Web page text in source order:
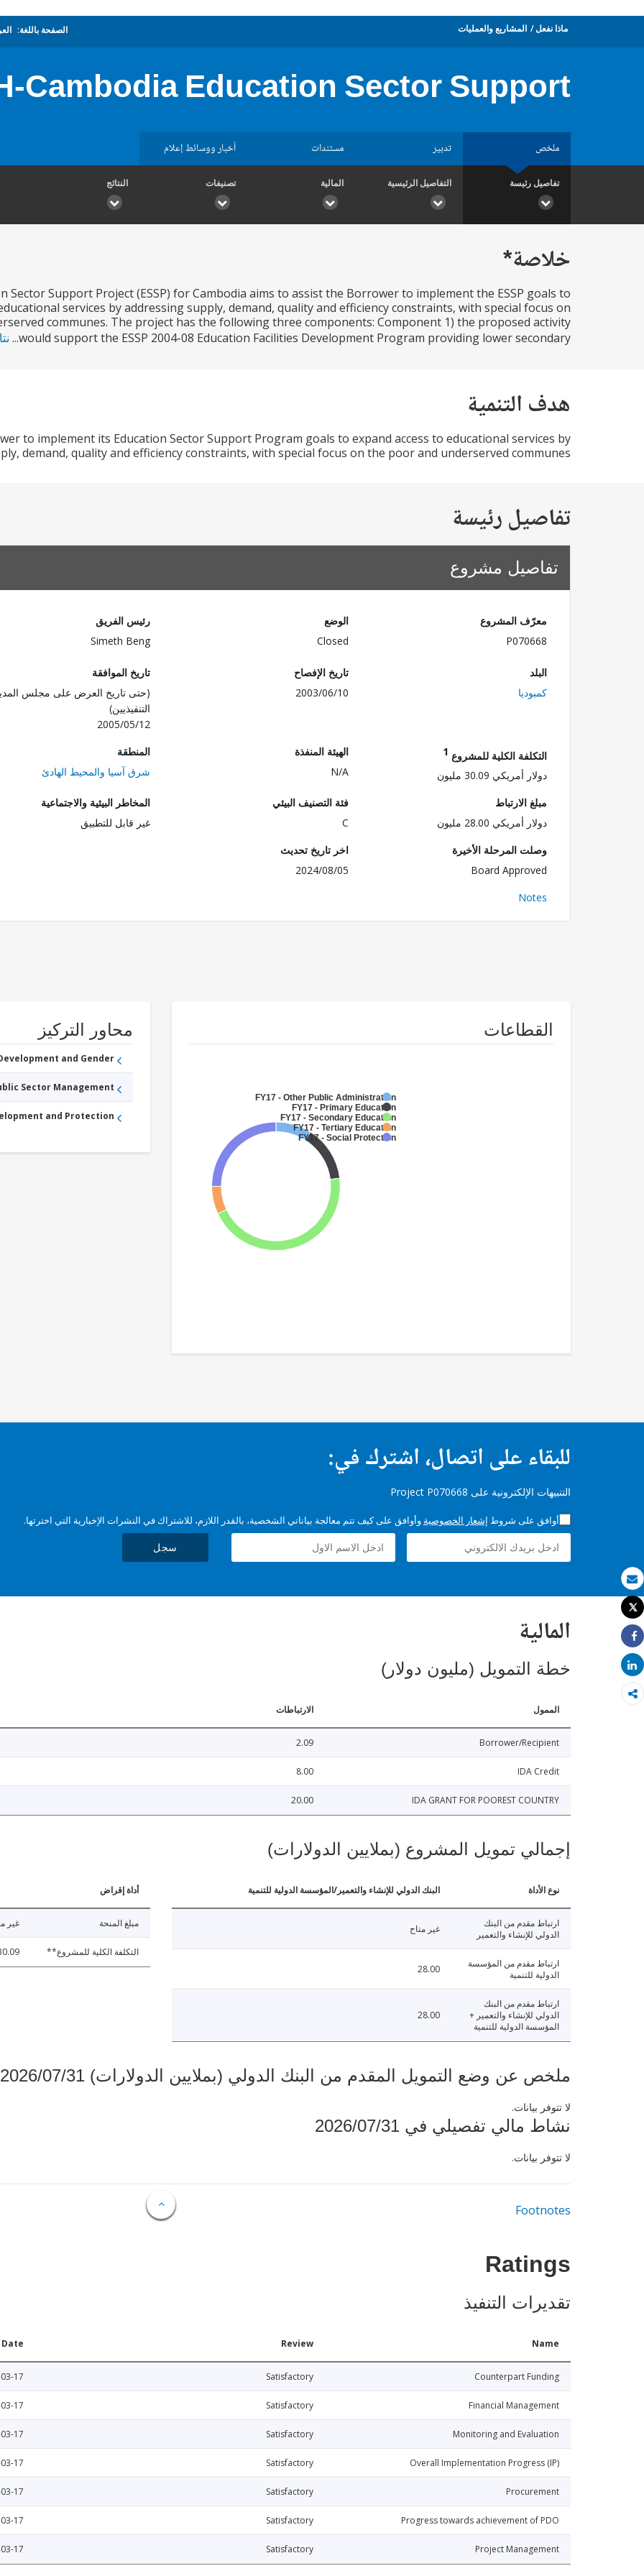
بريد الكتروني
طباعة
Tweet
Share
Share
ماذا نفعل المشاريع والعمليات الصفحة باللغة:
Cambodia Education Sector Support
ملخص تدبير مستندات أخبار ووسائط إعلام
تفاصيل رئيسة التفاصيل الرئيسية المالية تصنيفات النتائج
خلاصة*
Sector Support Project (ESSP) for Cambodia aims to assist the Borrower to implement the ESSP goals to
services by addressing supply, demand, quality and efficiency constraints, with special focus on
communes. The project has the following three components: Component 1) the proposed activity
would support the ESSP 2004-08 Education Facilities Development Program providing lower secondary...
هدف التنمية
to implement its Education Sector Support Program goals to expand access to educational services by
demand, quality and efficiency constraints, with special focus on the poor and underserved communes.
تفاصيل رئيسة
تفاصيل مشروع
معرّف المشروع
P070668
الوضع
Closed
رئيس الفريق
Simeth Beng
البلد
كمبوديا
تاريخ الإفصاح
2003/06/10
تاريخ الموافقة
(حتى تاريخ العرض على مجلس
التنفيذيين)
2005/05/12
التكلفة الكلية للمشروع 1
دولار أمريكي 30.09 مليون
الهيئة المنفذة
N/A
المنطقة
شرق آسيا والمحيط الهادئ
مبلغ الارتباط
دولار أمريكي 28.00 مليون
فئة التصنيف البيئي
C
المخاطر البيئية والاجتماعية
غير قابل للتطبيق
وصلت المرحلة الأخيرة
Board Approved
اخر تاريخ تحديث
2024/08/05
Notes
القطاعات
FY17 - Other Public Administration
FY17 - Primary Education
FY17 - Secondary Education
FY17 - Tertiary Education
FY17 - Social Protection
محاور التركيز
and Gender
Sector Management
and Protection
للبقاء على اتصال، اشترك في:
التنبيهات الإلكترونية على Project P070668
أوافق على شروط إشعار الخصوصية وأوافق على كيف تتم معالجة بياناتي الشخصية، بالقدر اللازم، للاشتراك في النشرات الإخبارية التي اخترتها.
سجل
المالية
خطة التمويل (مليون دولار)
الممول الارتباطات
Borrower/Recipient
2.09
IDA Credit
8.00
IDA GRANT FOR POOREST COUNTRY
20.00
إجمالي تمويل المشروع (بملايين الدولارات)
نوع الأداة البنك الدولي للإنشاء والتعمير/المؤسسة الدولية للتنمية
ارتباط مقدم من البنك
الدولي للإنشاء والتعمير
غير متاح
ارتباط مقدم من المؤسسة
الدولية للتنمية
28.00
ارتباط مقدم من البنك
الدولي للإنشاء والتعمير +
المؤسسة الدولية للتنمية
28.00
أداة إقراض
مبلغ المنحة غير
التكلفة الكلية للمشروع**
ملخص عن وضع التمويل المقدم من البنك الدولي (بملايين الدولارات) 2026/07/31
لا تتوفر بيانات.
نشاط مالي تفصيلي في 2026/07/31
لا تتوفر بيانات.
Footnotes
Ratings
تقديرات التنفيذ
Name
Review
Date
Counterpart Funding
Satisfactory
17
Financial Management
Satisfactory
17
Monitoring and Evaluation
Satisfactory
17
Overall Implementation Progress (IP)
Satisfactory
17
Procurement
Satisfactory
17
Progress towards achievement of PDO
Satisfactory
17
Project Management
Satisfactory
17